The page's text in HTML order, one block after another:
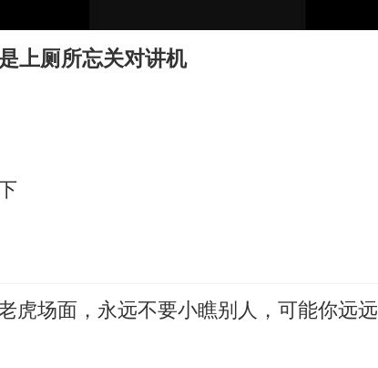
台风白海豚最新路径研判来了
船舶避风项目停工 多地全力防台风
服务实体经济 财政金融打出组合拳
上厕所忘关对讲机
虎场面，永远不要小瞧别人，可能你远远